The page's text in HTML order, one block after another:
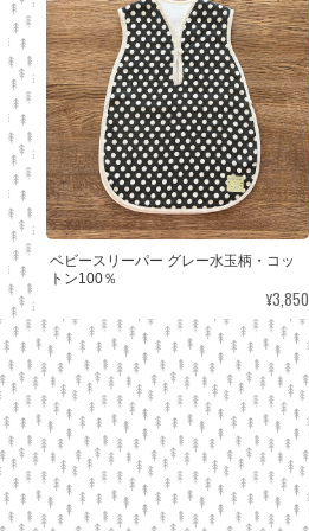
ベビースリーパー グレー水玉柄・コッ
トン100％
¥3,850